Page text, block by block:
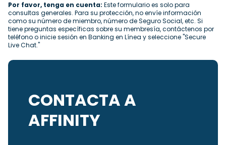
Por favor, tenga en cuenta: Este formulario es solo para
consultas generales. Para su protección, no envíe información
como su número de miembro, número de Seguro Social, etc. Si
tiene preguntas específicas sobre su membresía, contáctenos por
teléfono o inicie sesión en Banking en Línea y seleccione "Secure
Live Chat."
CONTACTA A
AFFINITY